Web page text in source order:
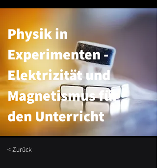
Physik in
Experimenten -
Elektrizität und
Magnetismus für
den Unterricht
< Zurück